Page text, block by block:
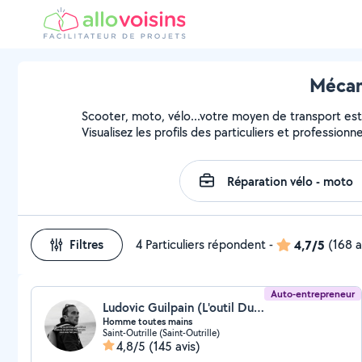
Scooter, moto, vélo...votre moyen de transport est
Visualisez les profils des particuliers et
Filtres 4 Particuliers répondent- 4,7/5 (168
Auto-entrepreneur
Ludovic Guilpain (L'outil Du Coeur, L'harmonie Globale)
Homme toutes mains
Saint-Outrille (Saint-Outrille)
4,8/5 (145 avis)